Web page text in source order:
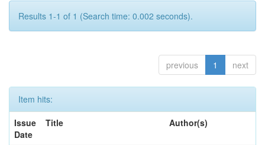
Results 1-1 of 1 (Search time: 0.002 seconds).
previous 1 next
Item hits:
Issue
Date
Title Author(s)